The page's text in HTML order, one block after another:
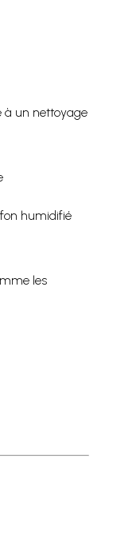
à un nettoyage
humidifié
les